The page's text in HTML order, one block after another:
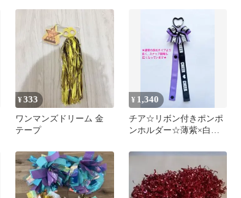
¥333
ワンマンズドリーム 金
テープ
¥ 1,340
チア☆リボン付きポンポ
ンホルダー☆薄紫×白